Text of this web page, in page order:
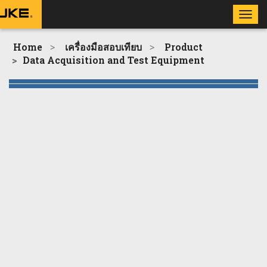
Toggle
Home เครื่องมือสอบเทียบ
Product
Data Acquisition and Test Equipment